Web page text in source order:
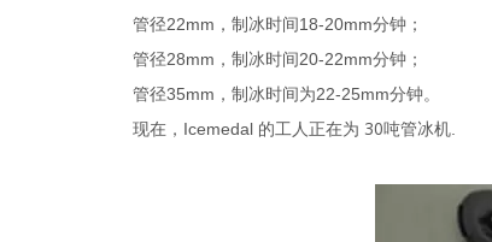
管径22mm，制冰时间18-20mm分钟；
管径28mm，制冰时间20-22mm分钟；
管径35mm，制冰时间为22-25mm分钟。
现在，Icemedal 的工人正在为 30吨管冰机